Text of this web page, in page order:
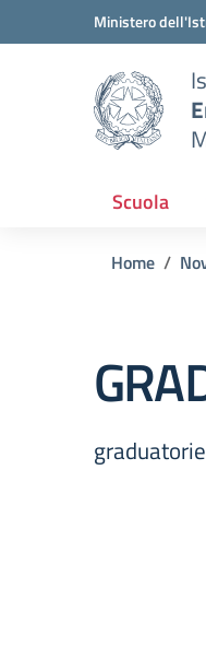
Vai ai contenuti
Vai al menu di navigazione
Ministero
Scuola
Home